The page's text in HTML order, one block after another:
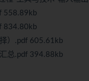
558.89kb
834.80kb
）.pdf 605.61kb
总.pdf 394.88kb